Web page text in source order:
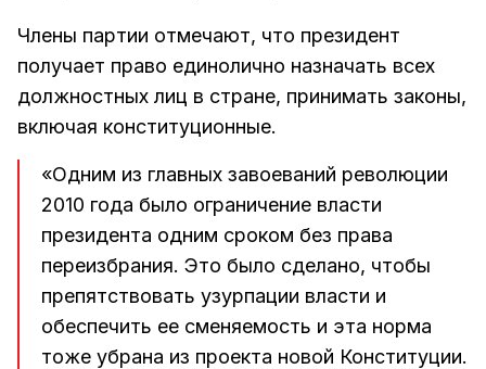
Члены партии отмечают, что президент
получает право единолично назначать всех
должностных лиц в стране, принимать законы,
включая конституционные.
«Одним из главных завоеваний революции
2010 года было ограничение власти
президента одним сроком без права
переизбрания. Это было сделано, чтобы
препятствовать узурпации власти и
обеспечить ее сменяемость и эта норма
тоже убрана из проекта новой Конституции.